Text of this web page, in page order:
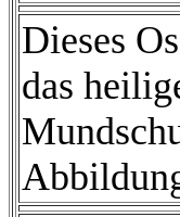
Dieses
das